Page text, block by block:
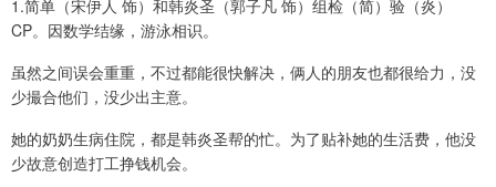
1.简单（宋伊人 饰）和韩炎圣（郭子凡 饰）组检（简）验（炎）
CP。因数学结缘，游泳相识。
虽然之间误会重重，不过都能很快解决，俩人的朋友也都很给力，没
少撮合他们，没少出主意。
她的奶奶生病住院，都是韩炎圣帮的忙。为了贴补她的生活费，他没
少故意创造打工挣钱机会。